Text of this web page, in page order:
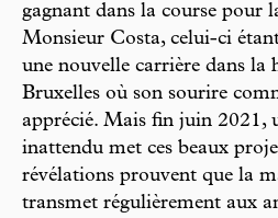
gagnant dans la course pour
Monsieur Costa, celui-ci
une nouvelle carrière dans la
Bruxelles où son sourire
apprécié. Mais fin juin 2021,
inattendu met ces beaux
révélations prouvent que la
transmet régulièrement aux